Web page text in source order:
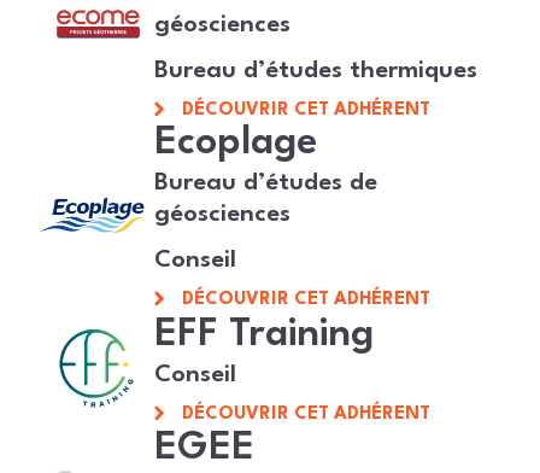
géosciences
Bureau d’études thermiques
DÉCOUVRIR CET ADHÉRENT
Ecoplage
Bureau d’études de
géosciences
Conseil
DÉCOUVRIR CET ADHÉRENT
EFF Training
Conseil
DÉCOUVRIR CET ADHÉRENT
EGEE